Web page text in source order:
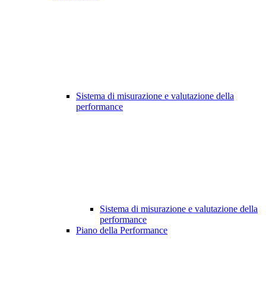
Sistema di misurazione e valutazione della
performance
Sistema di misurazione e valutazione della
performance
Piano della Performance